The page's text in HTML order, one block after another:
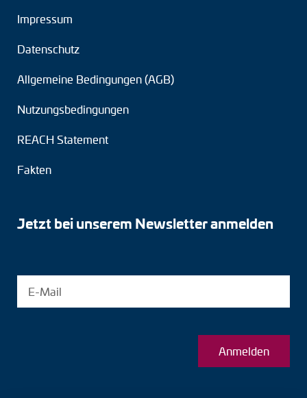
Impressum
Datenschutz
Allgemeine Bedingungen (AGB)
Nutzungsbedingungen
REACH Statement
Fakten
Jetzt bei unserem Newsletter anmelden
Anmelden